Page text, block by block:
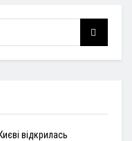
відкрилась